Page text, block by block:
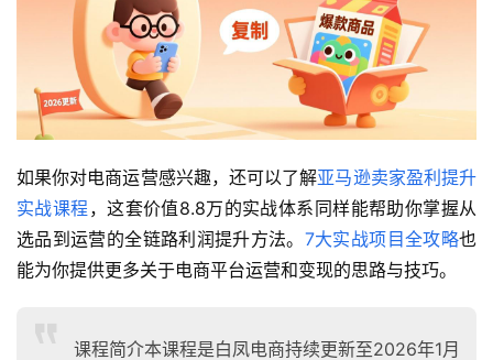
如果你对电商运营感兴趣，还可以了解亚马逊卖家盈利提升
实战课程 ，这套价值8.8万的实战体系同样能帮助你掌握从
选品到运营的全链路利润提升方法。 7大实战项目全攻略也
能为你提供更多关于电商平台运营和变现的思路与技巧。
课程简介本课程是白凤电商持续更新至2026年1月